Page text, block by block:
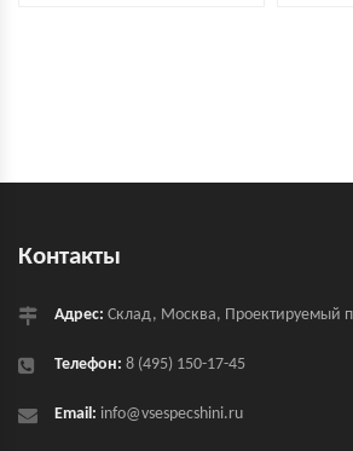
Контакты
Адрес: Склад, Москва, Проектируемый
Телефон: 8 (495) 150-17-45
Email: info@vsespecshini.ru